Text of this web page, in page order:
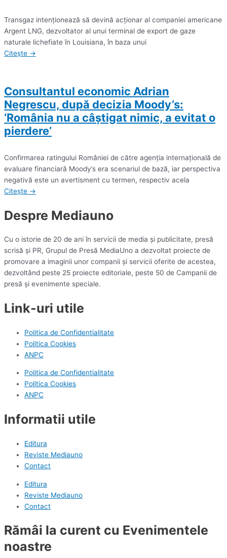
Transgaz intenţionează să devină acţionar al companiei americane
Argent LNG, dezvoltator al unui terminal de export de gaze
naturale lichefiate în Louisiana, în baza unui
Citește →
Consultantul economic Adrian
Negrescu, după decizia Moody’s:
‘România nu a câştigat nimic, a evitat o
pierdere’
Confirmarea ratingului României de către agenţia internaţională de
evaluare financiară Moody’s era scenariul de bază, iar perspectiva
negativă este un avertisment cu termen, respectiv acela
Citește →
Despre Mediauno
Cu o istorie de 20 de ani în servicii de media și publicitate, presă
scrisă și PR, Grupul de Presă MediaUno a dezvoltat proiecte de
promovare a imaginii unor companii și servicii oferite de acestea,
dezvoltând peste 25 proiecte editoriale, peste 50 de Campanii de
presă și evenimente speciale.
Link-uri utile
Politica de Confidentialitate
Politica Cookies
ANPC
Politica de Confidentialitate
Politica Cookies
ANPC
Informatii utile
Editura
Reviste Mediauno
Contact
Editura
Reviste Mediauno
Contact
Rămâi la curent cu Evenimentele
noastre